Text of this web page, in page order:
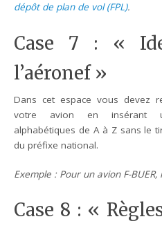
dépôt de plan de vol (FPL).
Case 7 : «
l’aéronef »
Dans cet espace vous devez
votre avion en insérant
alphabétiques de A à Z sans le
du préfixe national.
Exemple : Pour un avion F-
Case 8 : «